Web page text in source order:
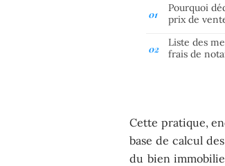
Pourquoi
prix de
Liste des
frais de
Cette pratique,
base de calcul
du bien